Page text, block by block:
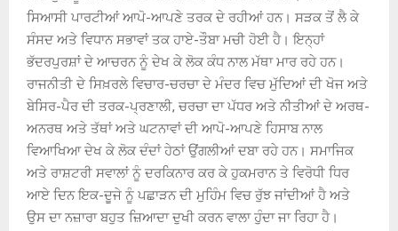
ਸਿਆਸੀ ਪਾਰਟੀਆਂ ਆਪੋ-ਆਪਣੇ ਤਰਕ ਦੇ ਰਹੀਆਂ ਹਨ। ਸੜਕ ਤੋਂ ਲੈ ਕੇ
ਸੰਸਦ ਅਤੇ ਵਿਧਾਨ ਸਭਾਵਾਂ ਤਕ ਹਾਏ-ਤੌਬਾ ਮਚੀ ਹੋਈ ਹੈ। ਇਨ੍ਹਾਂ
ਭੱਦਰਪੁਰਸ਼ਾਂ ਦੇ ਆਚਰਨ ਨੂੰ ਦੇਖ ਕੇ ਲੋਕ ਕੰਧ ਨਾਲ ਮੱਥਾ ਮਾਰ ਰਹੇ ਹਨ।
ਰਾਜਨੀਤੀ ਦੇ ਸਿਖ਼ਰਲੇ ਵਿਚਾਰ-ਚਰਚਾ ਦੇ ਮੰਦਰ ਵਿਚ ਮੁੱਦਿਆਂ ਦੀ ਖੋਜ ਅਤੇ
ਬੇਸਿਰ-ਪੈਰ ਦੀ ਤਰਕ-ਪ੍ਰਣਾਲੀ, ਚਰਚਾ ਦਾ ਪੱਧਰ ਅਤੇ ਨੀਤੀਆਂ ਦੇ ਅਰਥ-
ਅਨਰਥ ਅਤੇ ਤੱਥਾਂ ਅਤੇ ਘਟਨਾਵਾਂ ਦੀ ਆਪੋ-ਆਪਣੇ ਹਿਸਾਬ ਨਾਲ
ਵਿਆਖਿਆ ਦੇਖ ਕੇ ਲੋਕ ਦੰਦਾਂ ਹੇਠਾਂ ਉਂਗਲੀਆਂ ਦਬਾ ਰਹੇ ਹਨ। ਸਮਾਜਿਕ
ਅਤੇ ਰਾਸ਼ਟਰੀ ਸਵਾਲਾਂ ਨੂੰ ਦਰਕਿਨਾਰ ਕਰ ਕੇ ਹੁਕਮਰਾਨ ਤੇ ਵਿਰੋਧੀ ਧਿਰ
ਆਏ ਦਿਨ ਇਕ-ਦੂਜੇ ਨੂੰ ਪਛਾੜਨ ਦੀ ਮੁਹਿੰਮ ਵਿਚ ਰੁੱਝ ਜਾਂਦੀਆਂ ਹੈ ਅਤੇ
ਉਸ ਦਾ ਨਜ਼ਾਰਾ ਬਹੁਤ ਜ਼ਿਆਦਾ ਦੁਖੀ ਕਰਨ ਵਾਲਾ ਹੁੰਦਾ ਜਾ ਰਿਹਾ ਹੈ।